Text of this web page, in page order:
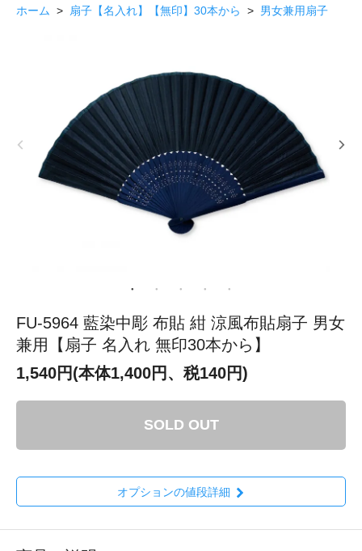
ホーム > 扇子【名入れ】【無印】30本から > 男女兼用扇子
FU-5964 藍染中彫 布貼 紺 涼風布貼扇子 男女
兼用【扇子 名入れ 無印30本から】
1,540円(本体1,400円、税140円)
SOLD OUT
オプションの値段詳細